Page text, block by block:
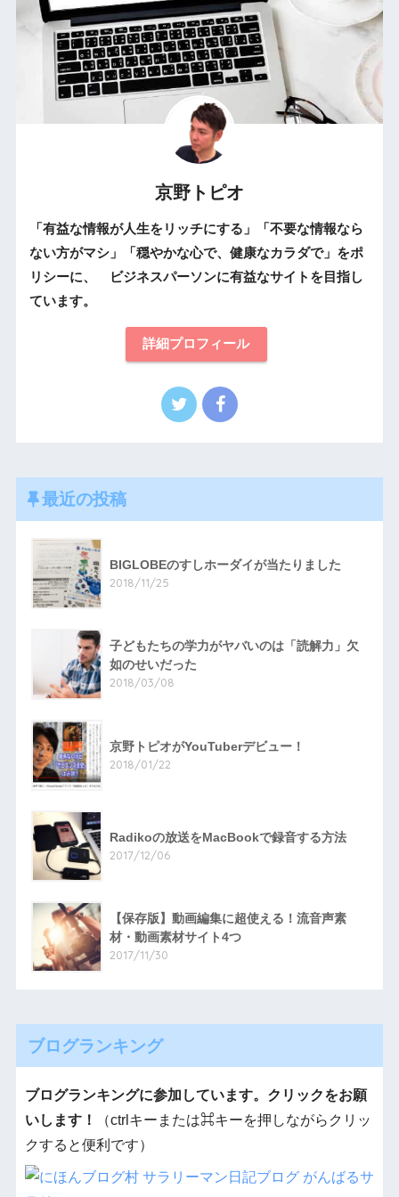
京野トピオ
「有益な情報が人生をリッチにする」「不要な情報なら
ない方がマシ」「穏やかな心で、健康なカラダで」をポ
リシーに、 ビジネスパーソンに有益なサイトを目指し
ています。
詳細プロフィール
最近の投稿
BIGLOBEのすしホーダイが当たりました
2018/11/25
子どもたちの学力がヤバいのは「読解力」欠
如のせいだった
2018/03/08
京野トピオがYouTuberデビュー！
2018/01/22
Radikoの放送をMacBookで録音する方法
2017/12/06
【保存版】動画編集に超使える！流音声素
材・動画素材サイト4つ
2017/11/30
ブログランキング
ブログランキングに参加しています。クリックをお願
いします！
（ctrlキーまたは⌘キーを押しながらクリッ
クすると便利です）